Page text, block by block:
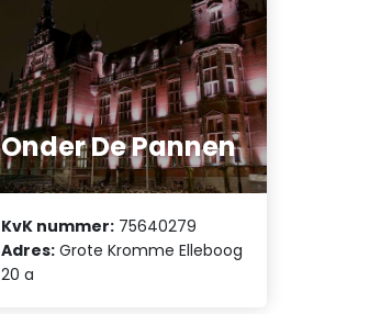
Onder De Pannen
KvK nummer: 75640279
Adres: Grote Kromme Elleboog
20 a